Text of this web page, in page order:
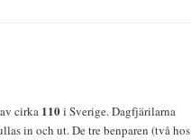
cirka 110i Sverige. Dagfjärilarna
in och ut. De tre benparen (två hos